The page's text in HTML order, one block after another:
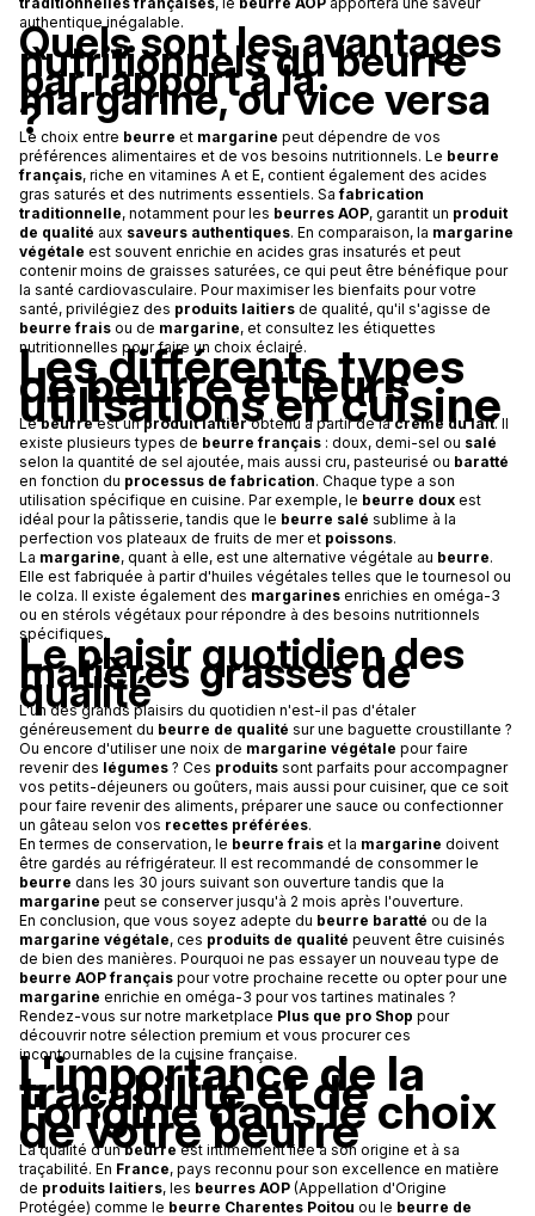
authentique inégalable.
Quels sont les avantages
nutritionnels du beurre
par rapport à la
margarine, ou vice versa
?
Le choix entre beurre et margarine peut dépendre de vos
préférences alimentaires et de vos besoins nutritionnels. Le beurre
français, riche en vitamines A et E, contient également des acides
gras saturés et des nutriments essentiels. Safabrication
traditionnelle, notamment pour les beurres AOP, garantit un produit
de qualité aux saveurs authentiques. En comparaison, la margarine
végétale est souvent enrichie en acides gras insaturés et peut
contenir moins de graisses saturées, ce qui peut être bénéfique pour
la santé cardiovasculaire. Pour maximiser les bienfaits pour votre
santé, privilégiez des produits laitiers de qualité, qu'il s'agisse de
beurre frais ou de margarine, et consultez les étiquettes
nutritionnelles pour faire un choix éclairé.
Les différents types
de beurre et leurs
utilisations en cuisine
Lebeurreest unproduit laitierobtenu à partir de lacrème du lait. Il
existe plusieurs types de beurre français : doux, demi-sel ou salé
selon la quantité de sel ajoutée, mais aussi cru, pasteurisé ou baratté
en fonction du processus de fabrication. Chaque type a son
utilisation spécifique en cuisine. Par exemple, le beurre doux est
idéal pour la pâtisserie, tandis que le beurre salé sublime à la
perfection vos plateaux de fruits de mer et poissons.
La margarine, quant à elle, est une alternative végétale au beurre.
Elle est fabriquée à partir d'huiles végétales telles que le tournesol ou
le colza. Il existe également des margarines enrichies en oméga-3
ou en stérols végétaux pour répondre à des besoins nutritionnels
spécifiques.
Le plaisir quotidien des
matières grasses de
qualité
L'un des grands plaisirs du quotidien n'est-il pas d'étaler
généreusement du beurre de qualité sur une baguette croustillante ?
Ou encore d'utiliser une noix de margarine végétale pour faire
revenir des légumes ? Ces produits sont parfaits pour accompagner
vos petits-déjeuners ou goûters, mais aussi pour cuisiner, que ce soit
pour faire revenir des aliments, préparer une sauce ou confectionner
un gâteau selon vos recettes préférées.
En termes de conservation, le beurre frais et la margarine doivent
être gardés au réfrigérateur. Il est recommandé de consommer le
beurre dans les 30 jours suivant son ouverture tandis que la
margarine peut se conserver jusqu'à 2 mois après l'ouverture.
En conclusion, que vous soyez adepte du beurre baratté ou de la
margarine végétale, ces produits de qualité peuvent être cuisinés
de bien des manières. Pourquoi ne pas essayer un nouveau type de
beurre AOP français pour votre prochaine recette ou opter pour une
margarine enrichie en oméga-3 pour vos tartines matinales ?
Rendez-vous sur notre marketplace Plus que pro Shop pour
découvrir notre sélection premium et vous procurer ces
incontournables de la cuisine française.
L'importance de la
traçabilité et de
l'origine dans le choix
de votre beurre
La qualité d'unbeurreest intimement liée à son origine et à sa
traçabilité. En France, pays reconnu pour son excellence en matière
de produits laitiers, les beurres AOP (Appellation d'Origine
Protégée) comme le beurre Charentes Poitou ou le beurre de